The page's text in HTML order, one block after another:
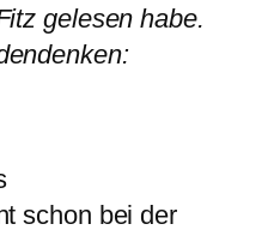
gelesen habe.
schon bei der